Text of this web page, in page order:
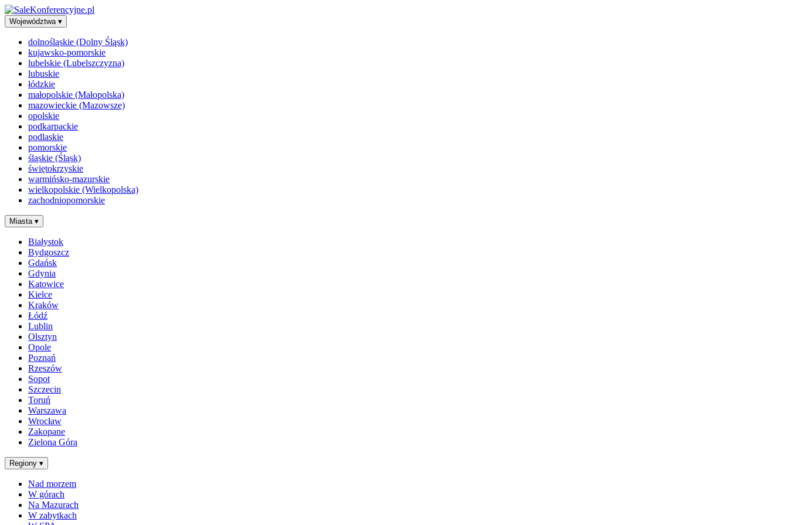
Województwa ▾
dolnośląskie (Dolny Śląsk)
kujawsko-pomorskie
lubelskie (Lubelszczyzna)
lubuskie
łódzkie
małopolskie (Małopolska)
mazowieckie (Mazowsze)
opolskie
podkarpackie
podlaskie
pomorskie
śląskie (Śląsk)
świętokrzyskie
warmińsko-mazurskie
wielkopolskie (Wielkopolska)
zachodniopomorskie
Miasta ▾
Białystok
Bydgoszcz
Gdańsk
Gdynia
Katowice
Kielce
Kraków
Łódź
Lublin
Olsztyn
Opole
Poznań
Rzeszów
Sopot
Szczecin
Toruń
Warszawa
Wrocław
Zakopane
Zielona Góra
Regiony ▾
Nad morzem
W górach
Na Mazurach
W zabytkach